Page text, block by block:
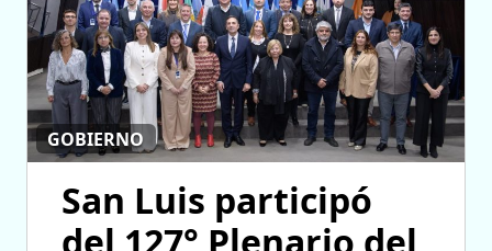
GOBIERNO
San Luis participó